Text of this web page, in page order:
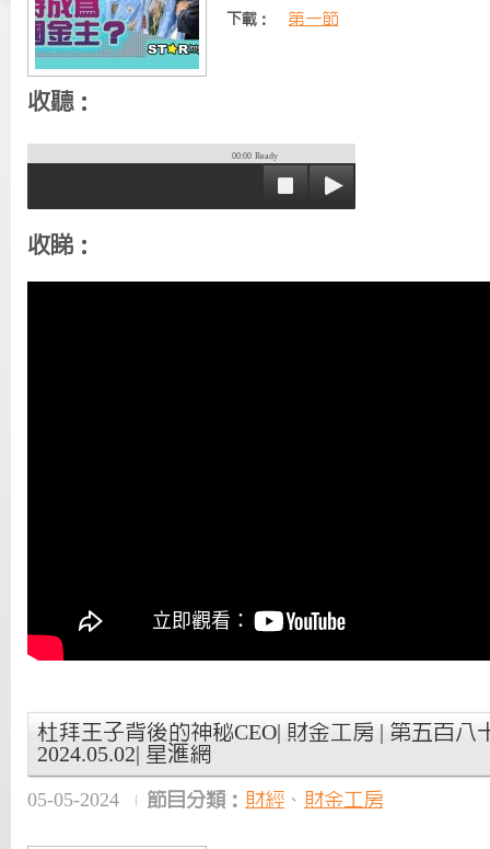
下載： 第一節
收聽：
00:00 Ready
收睇：
杜拜王子背後的神秘CEO| 財金工房 | 第五百八
2024.05.02| 星滙網
05-05-2024 節目分類： 財經 、 財金工房